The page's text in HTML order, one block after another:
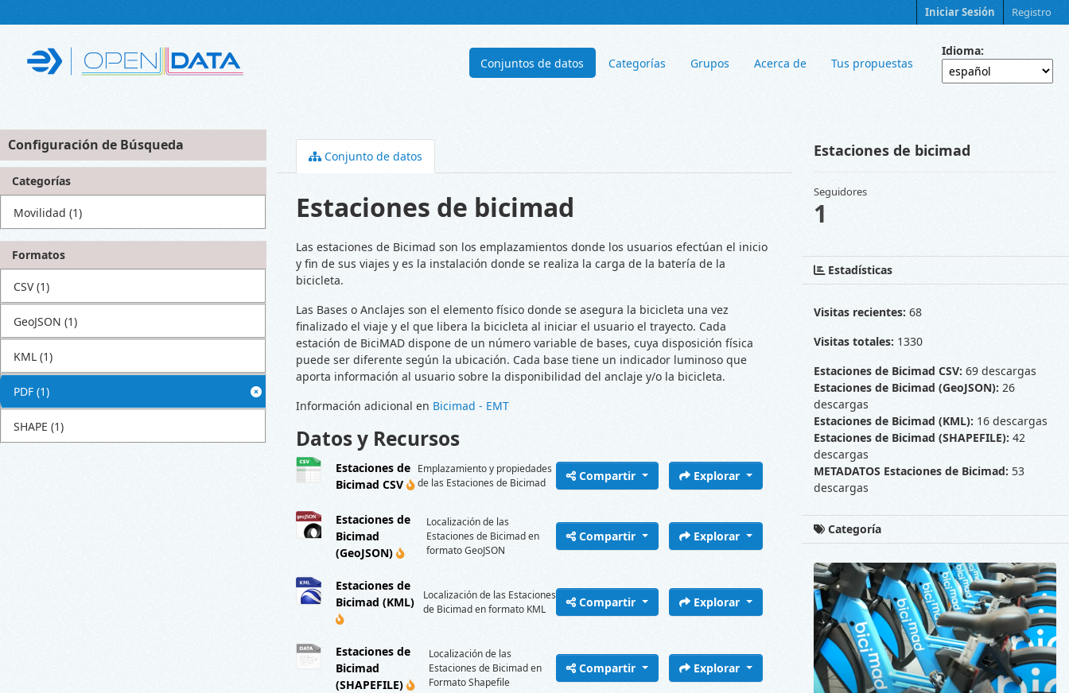
Iniciar Sesión Registro
Conjuntos de datos Categorías Grupos Acerca de Tus propuestas
Idioma
Configuración de Búsqueda
Categorías
Movilidad (1)
Formatos
CSV (1)
GeoJSON (1)
KML (1)
PDF (1)
SHAPE (1)
Conjunto de datos
Estaciones de bicimad
Las estaciones de Bicimad son los emplazamientos donde los usuarios efectúan el inicio
y fin de sus viajes y es la instalación donde se realiza la carga de la batería de la
bicicleta.
Las Bases o Anclajes son el elemento físico donde se asegura la bicicleta una vez
finalizado el viaje y el que libera la bicicleta al iniciar el usuario el trayecto. Cada
estación de BiciMAD dispone de un número variable de bases, cuya disposición física
puede ser diferente según la ubicación. Cada base tiene un indicador luminoso que
aporta información al usuario sobre la disponibilidad del anclaje y/o la bicicleta.
Información adicional en Bicimad - EMT
Datos y Recursos
Estaciones de
Bicimad CSV
Emplazamiento y propiedades
de las Estaciones de Bicimad
Compartir Explorar
Estaciones de
Bicimad
(GeoJSON)
Localización de las
Estaciones de Bicimad en
formato GeoJSON
Compartir Explorar
Estaciones de
Bicimad (KML)
Localización de las Estaciones
de Bicimad en formato KML
Compartir Explorar
Estaciones de
Bicimad
(SHAPEFILE)
Localización de las
Estaciones de Bicimad en
Formato Shapefile
Compartir Explorar
Estaciones de bicimad
Seguidores
1
Estadísticas
Visitas recientes: 68
Visitas totales: 1330
Estaciones de Bicimad CSV: 69 descargas
Estaciones de Bicimad (GeoJSON): 26
descargas
Estaciones de Bicimad (KML): 16 descargas
Estaciones de Bicimad (SHAPEFILE): 42
descargas
METADATOS Estaciones de Bicimad: 53
descargas
Categoría